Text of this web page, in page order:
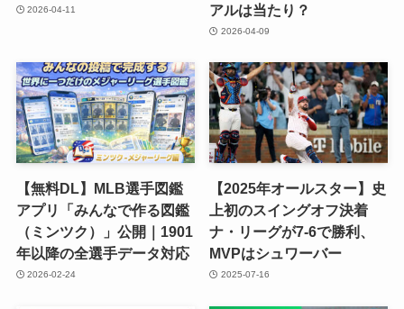
2026-04-11
アルは当たり？
2026-04-09
【無料DL】MLB選手図鑑
アプリ「みんなで作る図鑑
（ミンツク）」公開｜1901
年以降の全選手データ対応
2026-02-24
【2025年オールスター】史
上初のスイングオフ決着
ナ・リーグが7-6で勝利、
MVPはシュワーバー
2025-07-16